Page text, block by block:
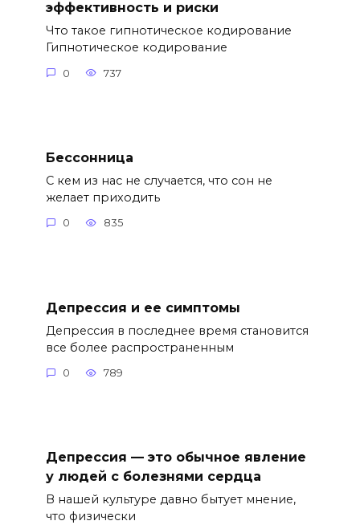
эффективность и риски
Что такое гипнотическое кодирование
Гипнотическое кодирование
0 737
Бессонница
С кем из нас не случается, что сон не
желает приходить
0 835
Депрессия и ее симптомы
Депрессия в последнее время становится
все более распространенным
0 789
Депрессия — это обычное явление
у людей с болезнями сердца
В нашей культуре давно бытует мнение,
что физически